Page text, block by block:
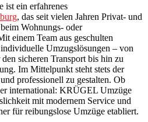
ein erfahrenes
, das seit vielen Jahren Privat- und
Wohnungs- oder
einem Team aus geschulten
Umzugslösungen – von
sicheren Transport bis hin zu
Im Mittelpunkt steht stets der
professionell zu gestalten. Ob
international: KRÜGEL Umzüge
mit modernem Service und
für reibungslose Umzüge etabliert.